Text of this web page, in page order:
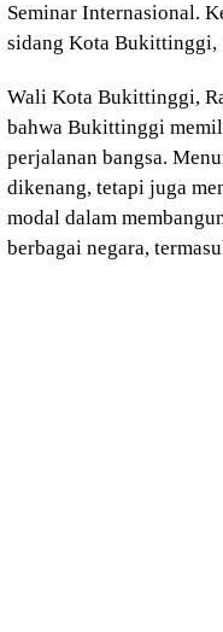
Seminar Internasional.
sidang Kota Bukittinggi,
Wali Kota Bukittinggi,
bahwa Bukittinggi
perjalanan bangsa.
dikenang, tetapi juga
modal dalam
berbagai negara,